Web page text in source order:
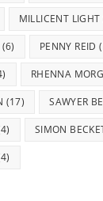
MILLICENT LIGHT
(6) PENNY REID
RHENNA
(17) SAWYER
SIMON